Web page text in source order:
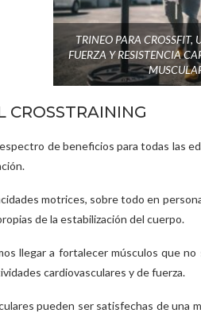
TRINEO PARA CROSSFIT,
FUERZA Y RESISTENCIA
CROSSTRAINING
de beneficios para todas las
motrices, sobre todo en
de la estabilización del cuerpo.
llegar a fortalecer músculos que
cardiovasculares y de fuerza.
pueden ser satisfechas de una